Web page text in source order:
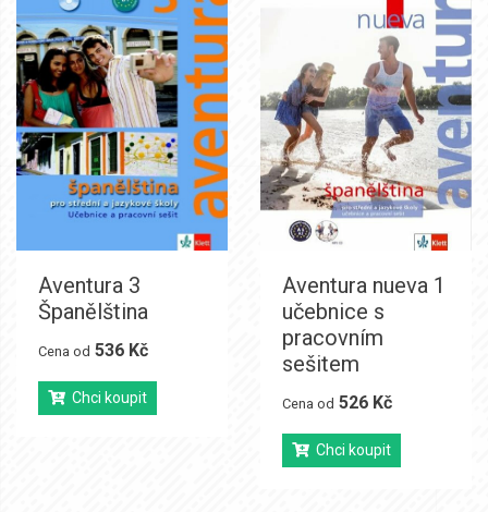
Aventura 3
Španělština
Cena od 536 Kč
Chci koupit
Aventura nueva 1
učebnice s
pracovním
sešitem
Cena od 526 Kč
Chci koupit